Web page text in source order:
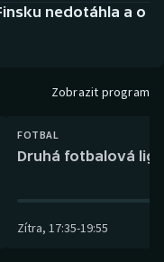
nedotáhla a o
Zobrazit program
FOTBAL
Druhá fotbalová
Zítra, 17:35-19:55